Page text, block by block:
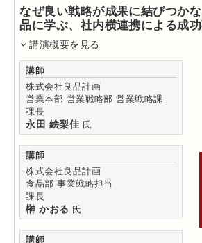
なぜ良い戦略が成果に結びつか
品に学ぶ、社内横連携による成
講演概要を見る
講師
株式会社良品計画
営業本部 営業戦略部 営業戦略課
課長
永田 絵梨佳 氏
講師
株式会社良品計画
食品部 事業戦略担当
課長
榊 かおる 氏
講師